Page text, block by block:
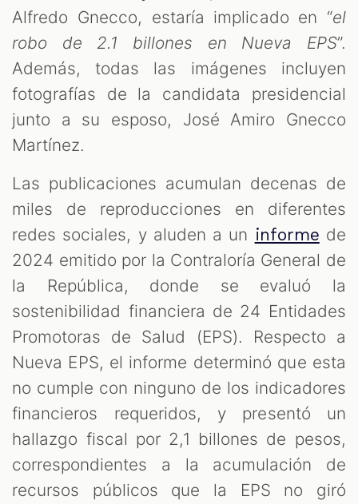
Alfredo Gnecco, estaría implicado en “el
robo de 2.1 billones en Nueva EPS”.
Además, todas las imágenes incluyen
fotografías de la candidata presidencial
junto a su esposo, José Amiro Gnecco
Martínez.
Las publicaciones acumulan decenas de
miles de reproducciones en diferentes
redes sociales, y aluden a un informe de
2024 emitido por la Contraloría General de
la República, donde se evaluó la
sostenibilidad financiera de 24 Entidades
Promotoras de Salud (EPS). Respecto a
Nueva EPS, el informe determinó que esta
no cumple con ninguno de los indicadores
financieros requeridos, y presentó un
hallazgo fiscal por 2,1 billones de pesos,
correspondientes a la acumulación de
recursos públicos que la EPS no giró